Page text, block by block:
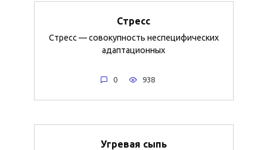
Стресс
Стресс — совокупность неспецифических
адаптационных
0 938
Угревая сыпь